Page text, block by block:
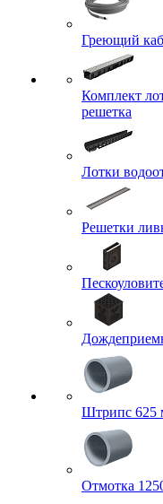
Греющий
Комплект
решетка
Лотки
Решетки
Штрипс 625
Отмотка